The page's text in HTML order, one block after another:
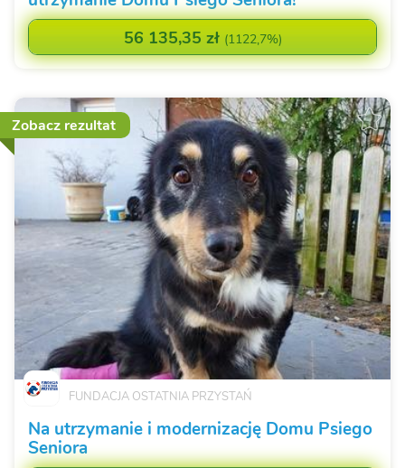
56 135,35 zł (1122,7%)
Zobacz rezultat
FUNDACJA OSTATNIA PRZYSTAŃ
Na utrzymanie i modernizację Domu Psiego
Seniora